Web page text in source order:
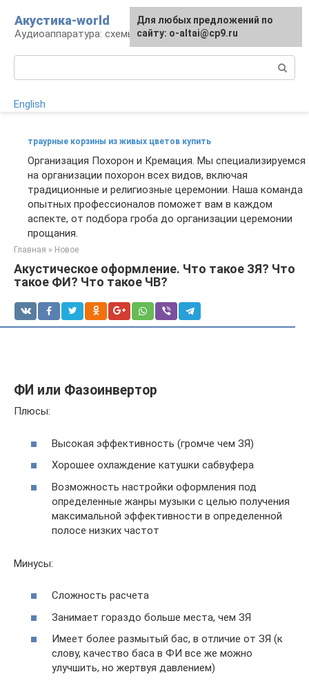
контенту
Акустика-world
Аудиоаппаратура: схемы и работа
English
траурные корзины из живых цветов купить
Организация Похорон и Кремация. Мы специализируемся
на организации похорон всех видов, включая
традиционные и религиозные церемонии. Наша команда
опытных профессионалов поможет вам в каждом
аспекте, от подбора гроба до организации церемонии
прощания.
Главная » Новое
Акустическое оформление. Что такое ЗЯ? Что
такое ФИ? Что такое ЧВ?
ФИ или Фазоинвертор
Плюсы:
Высокая эффективность (громче чем ЗЯ)
Хорошее охлаждение катушки сабвуфера
Возможность настройки оформления под
определенные жанры музыки с целью получения
максимальной эффективности в определенной
полосе низких частот
Минусы:
Сложность расчета
Занимает гораздо больше места, чем ЗЯ
Имеет более размытый бас, в отличие от ЗЯ (к
слову, качество баса в ФИ все же можно
улучшить, но жертвуя давлением)
Для любых предложений по
сайту: o-altai@cp9.ru